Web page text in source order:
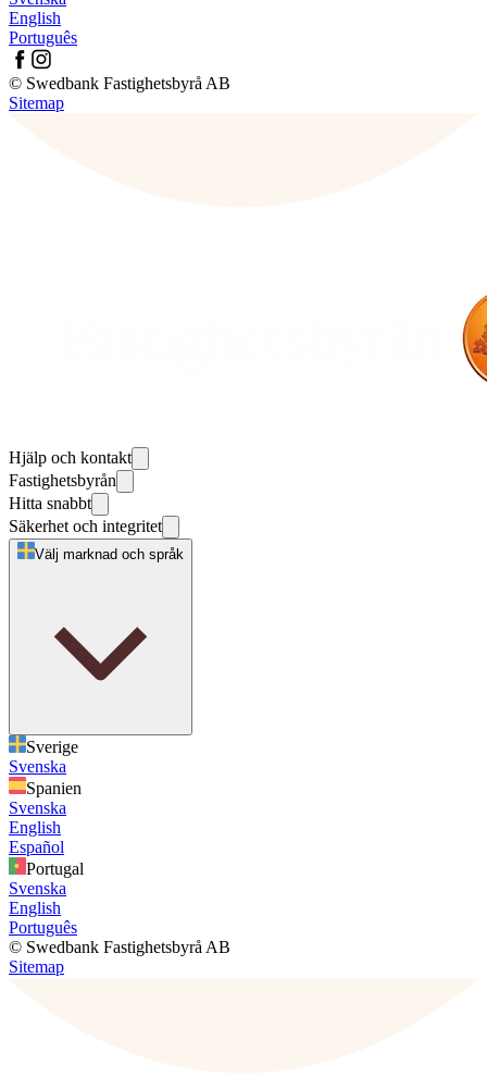
English
Português
© Swedbank Fastighetsbyrå AB
Sitemap
Hjälp och kontakt
Fastighetsbyrån
Hitta snabbt
Säkerhet och integritet
Välj marknad och språk
Sverige
Svenska
Spanien
Svenska
English
Español
Portugal
Svenska
English
Português
© Swedbank Fastighetsbyrå AB
Sitemap